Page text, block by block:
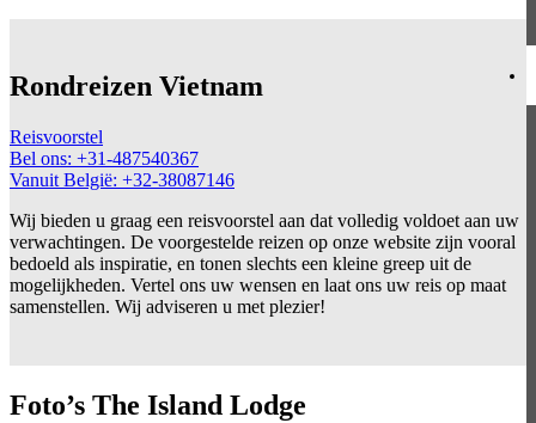
Rondreizen Vietnam
Reisvoorstel
Bel ons: +31-487540367
Vanuit België: +32-38087146
Wij bieden u graag een reisvoorstel aan dat volledig voldoet aan uw
verwachtingen. De voorgestelde reizen op onze website zijn vooral
bedoeld als inspiratie, en tonen slechts een kleine greep uit de
mogelijkheden. Vertel ons uw wensen en laat ons uw reis op maat
samenstellen. Wij adviseren u met plezier!
Foto’s The Island Lodge